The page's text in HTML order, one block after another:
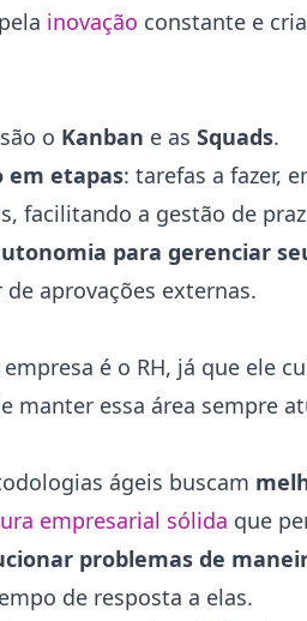
inovação constante e
o Kanban e as Squads.
em etapas: tarefas a fazer,
facilitando a gestão de
para gerenciar
aprovações externas.
é o RH, já que ele
manter essa área sempre
ágeis buscam
empresarial sólida que
problemas de
de resposta a elas.